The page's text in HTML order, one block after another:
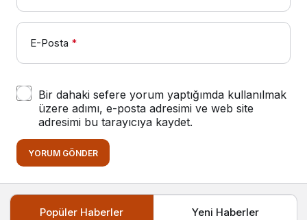
E-Posta *
Bir dahaki sefere yorum yaptığımda kullanılmak
üzere adımı, e-posta adresimi ve web site
adresimi bu tarayıcıya kaydet.
YORUM GÖNDER
Popüler Haberler Yeni Haberler